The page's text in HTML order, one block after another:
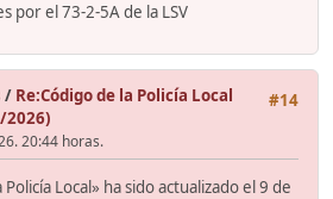
por el 73-2-5A de la LSV
#14
/ Re:Código de la Policía Local
2026)
20:44 horas.
Local» ha sido actualizado el 9 de